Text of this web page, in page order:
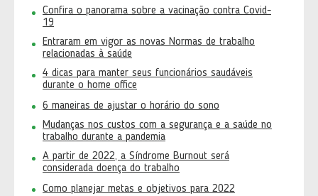
Confira o panorama sobre a vacinação contra Covid-
19
Entraram em vigor as novas Normas de trabalho
relacionadas à saúde
4 dicas para manter seus funcionários saudáveis
durante o home office
6 maneiras de ajustar o horário do sono
Mudanças nos custos com a segurança e a saúde no
trabalho durante a pandemia
A partir de 2022, a Síndrome Burnout será
considerada doença do trabalho
Como planejar metas e objetivos para 2022